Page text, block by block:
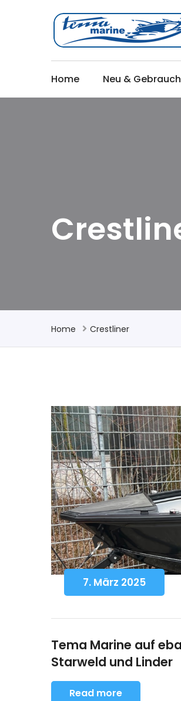
Home Neu &
Home Crestliner
7. März 2025
Tema Marine auf
Starweld und Linder
Read more